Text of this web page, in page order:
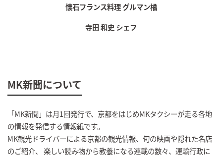
懐石フランス料理 グルマン橘
寺田 和史 シェフ
MK新聞について
「MK新聞」は月1回発行で、京都をはじめMKタクシーが走る各地
の情報を発信する情報紙です。
MK観光ドライバーによる京都の観光情報、旬の映画や隠れた名店
のご紹介、 楽しい読み物から教養になる連載の数々、運輸行政に